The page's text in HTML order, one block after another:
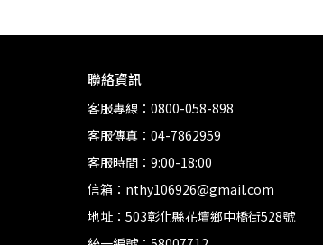
聯絡資訊
客服專線：0800-058-898
客服傳真：04-7862959
客服時間：9:00-18:00
信箱：nthy106926@gmail.com
地址：503彰化縣花壇鄉中橋街528號